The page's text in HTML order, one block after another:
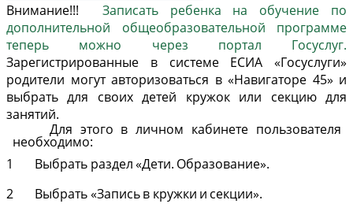
Внимание!!! Записать ребенка на обучение по
дополнительной общеобразовательной программе
теперь можно через портал Госуслуг.
Зарегистрированные в системе ЕСИА «Госуслуги»
родители могут авторизоваться в «Навигаторе 45» и
выбрать для своих детей кружок или секцию для
занятий.
Для этого в личном кабинете пользователя
необходимо:
1
Выбрать раздел«Дети. Образование».
2
Выбрать«Записьв кружки и секции».